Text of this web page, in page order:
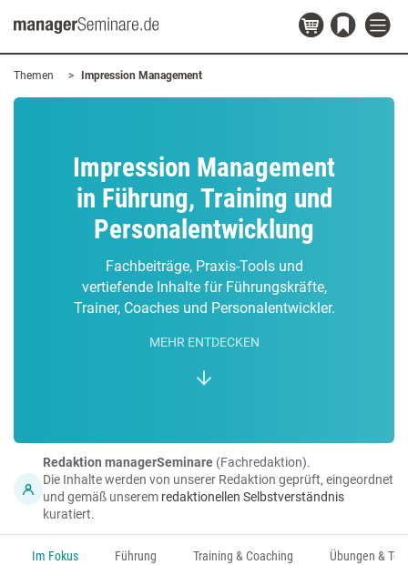
Themen Impression Management
Impression Management
in Führung, Training und
Personalentwicklung
Fachbeiträge, Praxis-Tools und
vertiefende Inhalte für Führungskräfte,
Trainer, Coaches und Personalentwickler.
MEHR ENTDECKEN
Redaktion managerSeminare (Fachredaktion).
Die Inhalte werden von unserer Redaktion geprüft, eingeordnet
und gemäß unserem redaktionellen Selbstverständnis
kuratiert.
Im Fokus Führung Training & Coaching Übungen &